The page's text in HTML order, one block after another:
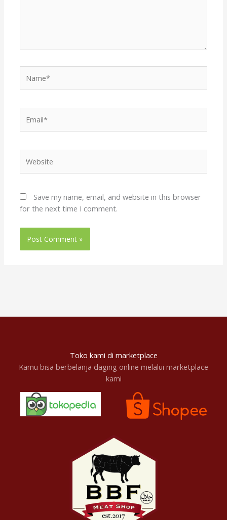
Save my name, email, and website in this browser
for the next time I comment.
Toko kami di marketplace
Kamu bisa berbelanja daging online melalui marketplace
kami